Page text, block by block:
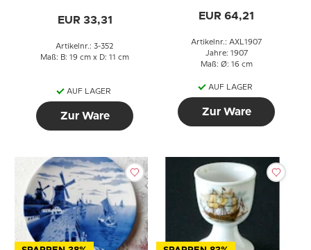
Bing & Gröndahl Nr. 352
EUR 33,31
Artikelnr.: 3-352
Maß: B: 19 cm x D: 11 cm
AUF LAGER
Zur Ware
EUR 64,21
Artikelnr.: AXL1907
Jahre: 1907
Maß: Ø: 16 cm
AUF LAGER
Zur Ware